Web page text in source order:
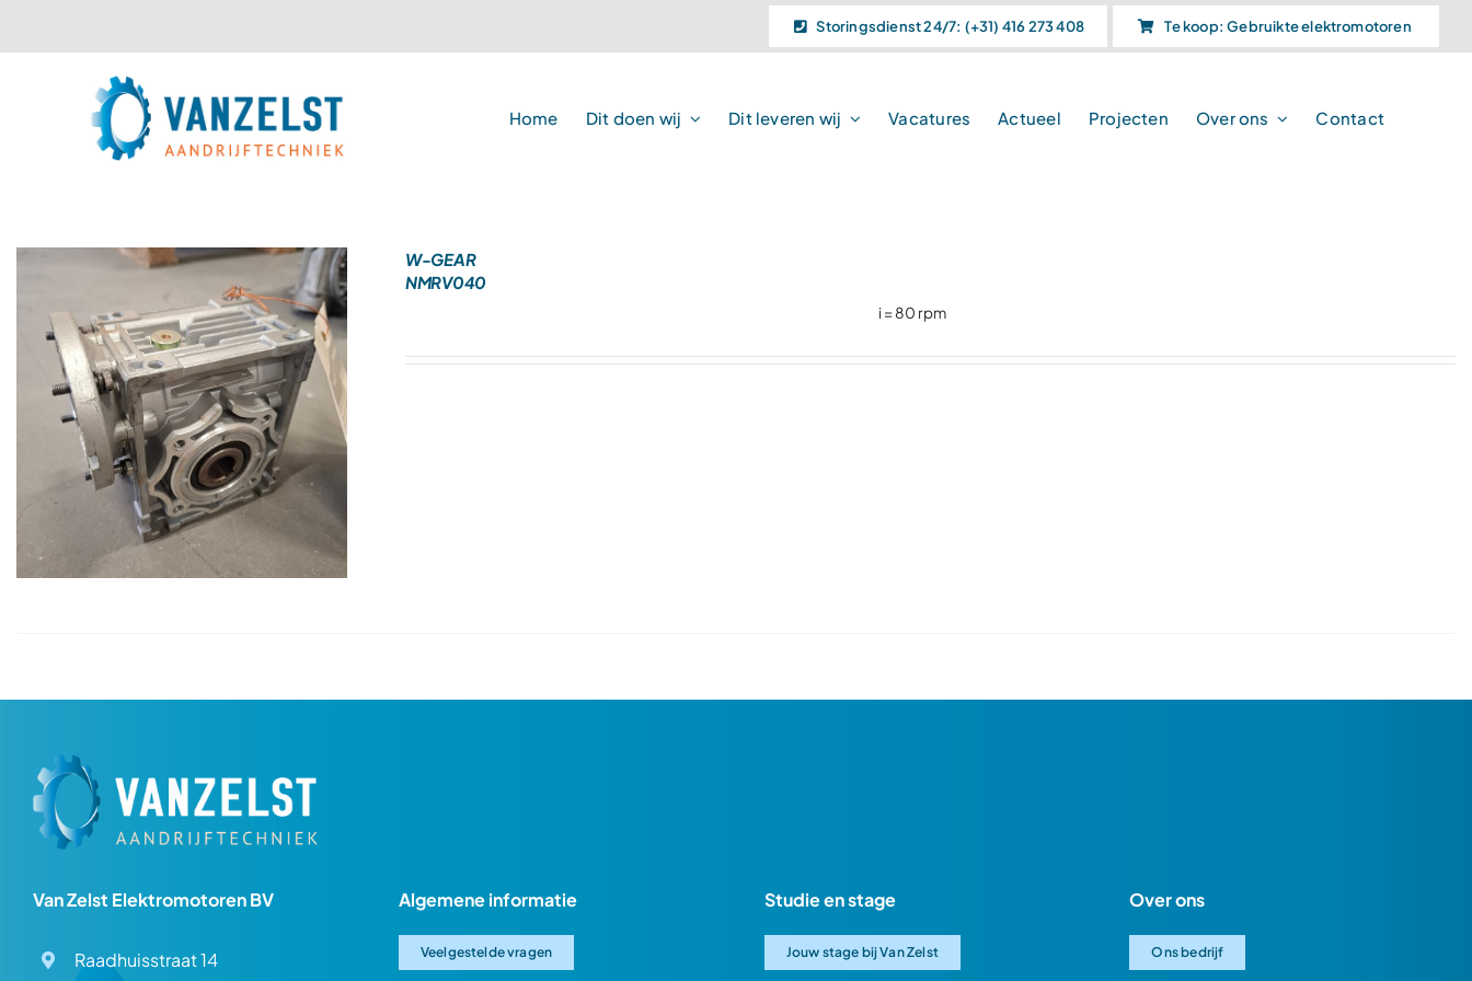
naar
Storingsdienst 24/7: (+31) 416 273 408 Te koop: Gebruikte elektromotoren
Home Dit doen wij Dit leveren wij Vacatures Actueel Projecten Over ons Contact
W-GEAR
NMRV040
i = 80 rpm
Van Zelst Elektromotoren BV
Raadhuisstraat 14
Algemene informatie
Veelgestelde vragen
Studie en stage
Jouw stage bij Van Zelst
Over ons
Ons bedrijf